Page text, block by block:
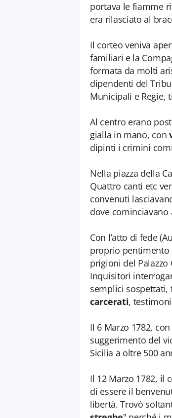
portava le fiamme
era rilasciato al
Il corteo veniva
familiari e la
formata da molti
dipendenti del
Municipali e Regie,
Al centro erano
gialla in mano, con
dipinti i crimini
Nella piazza della
Quattro canti etc
convenuti
dove
Con l’atto di fede
proprio pentimento
prigioni del
Inquisitori
semplici sospettati,
carcerati,
Il 6 Marzo 1782,
suggerimento del
Sicilia a oltre 500
Il 12 Marzo 1782, il
di essere il
libertà. Trovò